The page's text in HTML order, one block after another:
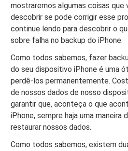
mostraremos algumas coisas que
descobrir se pode corrigir esse
continue lendo para descobrir o
sobre falha no backup do iPhone.
Como todos sabemos, fazer
do seu dispositivo iPhone é uma
perdê-los permanentemente.
de nossos dados de nosso
garantir que, aconteça o que
iPhone, sempre haja uma maneira
restaurar nossos dados.
Como todos sabemos, existem